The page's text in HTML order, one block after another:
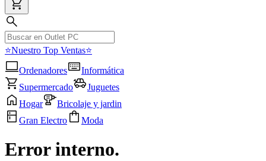
⭐Nuestro Top Ventas⭐
Ordenadores
Informática
Supermercado
Juguetes
Hogar
Bricolaje y jardin
Gran Electro
Moda
Error interno.